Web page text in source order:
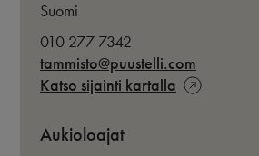
Suomi
010 277 7342
tammisto@puustelli.com
Katso sijainti kartalla
Aukioloajat